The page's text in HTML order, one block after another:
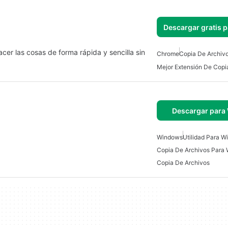
Descargar gratis
las cosas de forma rápida y sencilla sin ChromeCopia De
Descargar
WindowsUtilidad Para
Copia De Archivos Para
Copia De Archivos